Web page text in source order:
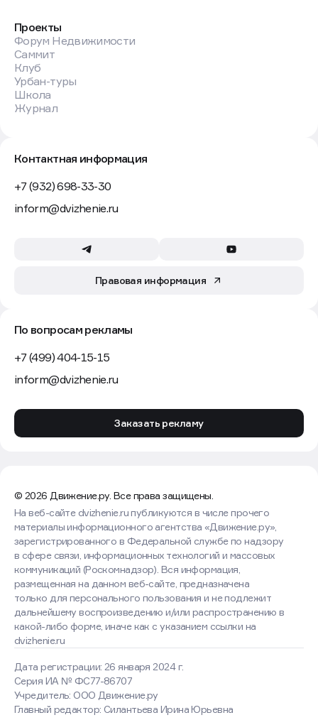
Проекты
Форум Недвижимости
Саммит
Клуб
Урбан-туры
Школа
Журнал
Контактная информация
+7 (932) 698-33-30
inform@dvizhenie.ru
Правовая информация
По вопросам рекламы
+7 (499) 404-15-15
inform@dvizhenie.ru
Заказать рекламу
© 2026 Движение.ру. Все права защищены.
Дата регистрации: 26 января 2024 г.
Серия ИА № ФС77-86707
Учредитель: ООО Движение.ру
Главный редактор: Силантьева Ирина Юрьевна
На веб-сайте dvizhenie.ru публикуются в числе прочего
материалы информационного агентства «Движение.ру»,
зарегистрированного в Федеральной службе по надзору
в сфере связи, информационных технологий и массовых
коммуникаций (Роскомнадзор). Вся информация,
размещенная на данном веб-сайте, предназначена
только для персонального пользования и не подлежит
дальнейшему воспроизведению и/или распространению в
какой-либо форме, иначе как с указанием ссылки на
dvizhenie.ru